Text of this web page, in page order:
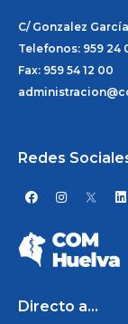
C/ Gonzalez García
Telefonos: 959 24
Fax: 959 54 12 00
Redes
F
a
e
b
o
o
I
n
a
g
r
L
i
i
Directo a...